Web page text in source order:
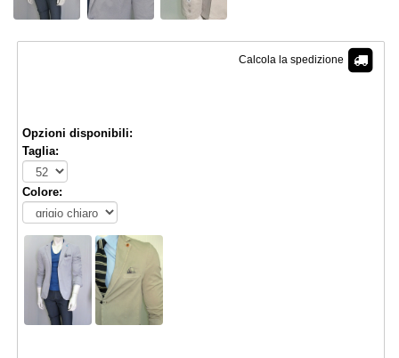
Calcola la spedizione
Opzioni disponibili:
Taglia:
Colore: